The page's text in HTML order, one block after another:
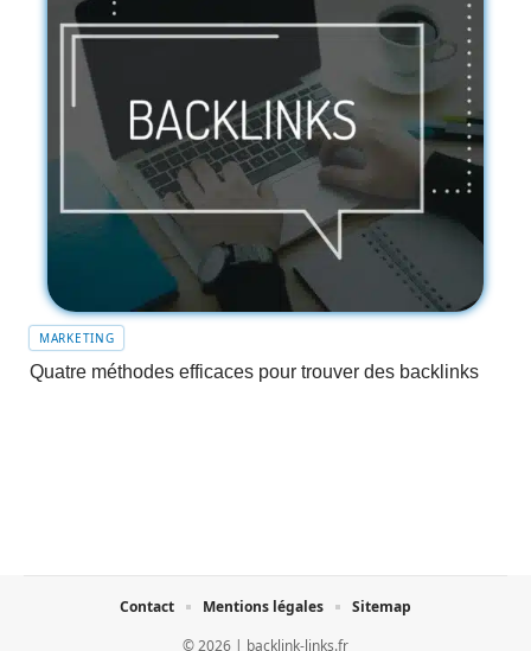
MARKETING
Quatre méthodes efficaces pour trouver des backlinks
© 2026 | backlink-links.fr
Contact Mentions légales Sitemap